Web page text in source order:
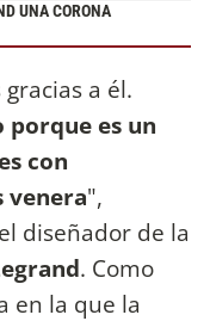
UNA CORONA
a él.
porque es un
con
venera",
diseñador de la
. Como
en la que la